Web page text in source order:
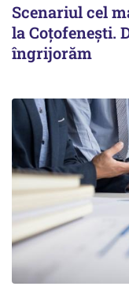
Scenariul cel
la Coțofenești.
îngrijorăm